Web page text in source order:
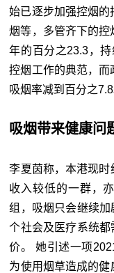
始已逐步加强控烟的
烟等，多管齐下的控
年的百分之23.3，
控烟工作的典范，而
吸烟率减到百分之7.8
吸烟带来健康问
李夏茵称，本港现
收入较低的一群，
组，吸烟只会继续
个社会及医疗系统
价。 她引述一项
为使用烟草造成的